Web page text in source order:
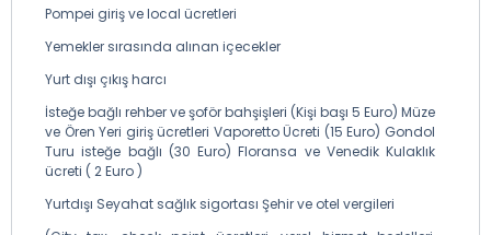
Pompei giriş ve local ücretleri
Yemekler sırasında alınan içecekler
Yurt dışı çıkış harcı
İsteğe bağlı rehber ve şoför bahşişleri (Kişi başı 5 Euro) Müze
ve Ören Yeri giriş ücretleri Vaporetto Ücreti (15 Euro) Gondol
Turu isteğe bağlı (30 Euro) Floransa ve Venedik Kulaklık
ücreti ( 2 Euro )
Yurtdışı Seyahat sağlık sigortası Şehir ve otel vergileri